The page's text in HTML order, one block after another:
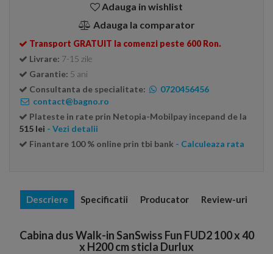
Adauga in wishlist
Adauga la comparator
Transport GRATUIT la comenzi peste 600 Ron.
Livrare: 7-15 zile
Garantie: 5 ani
Consultanta de specialitate:
0720456456
contact@bagno.ro
Plateste in rate prin Netopia-Mobilpay incepand de la
515 lei - Vezi detalii
Finantare 100 % online prin tbi bank - Calculeaza rata
Descriere Specificatii Producator Review-uri
Cabina dus Walk-in SanSwiss Fun FUD2 100 x 40
x H200 cm sticla Durlux